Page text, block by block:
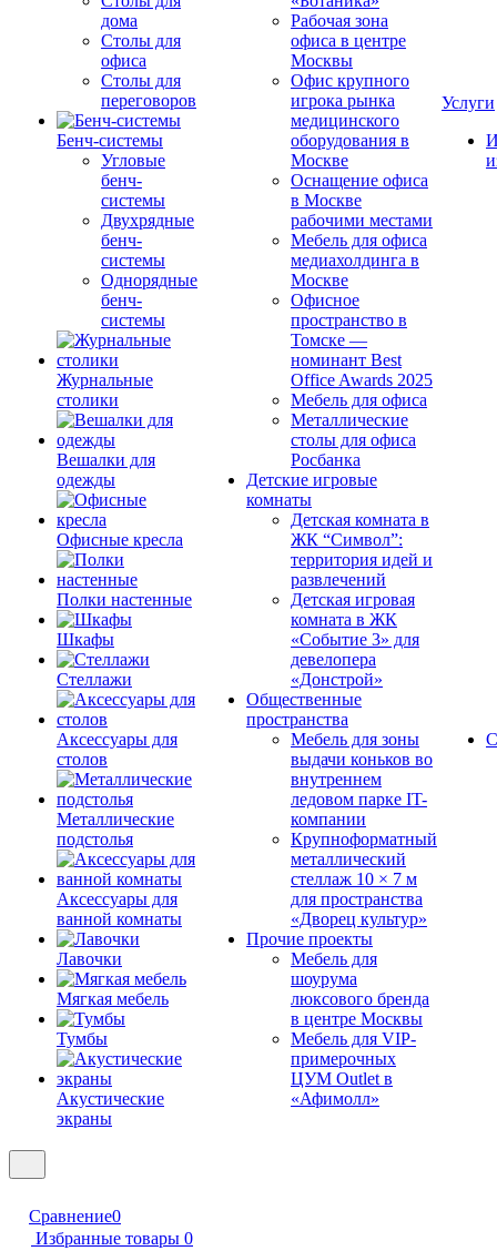
дома
Столы для
офиса
Столы для
переговоров
Бенч-системы
Угловые
бенч-
системы
Двухрядные
бенч-
системы
Однорядные
бенч-
системы
Журнальные
столики
Вешалки для
одежды
Офисные кресла
Полки настенные
Шкафы
Стеллажи
Аксессуары для
столов
Металлические
подстолья
Аксессуары для
ванной комнаты
Лавочки
Мягкая мебель
Тумбы
Акустические
экраны
Рабочая зона
офиса в центре
Москвы
Офис крупного
игрока рынка
медицинского
оборудования в
Москве
Оснащение офиса
в Москве
рабочими местами
Мебель для офиса
медиахолдинга в
Москве
Офисное
пространство в
Томске —
номинант Best
Office Awards 2025
Мебель для офиса
Металлические
столы для офиса
Росбанка
Детские игровые
комнаты
Детская комната в
ЖК “Символ”:
территория идей и
развлечений
Детская игровая
комната в ЖК
«Событие 3» для
девелопера
«Донстрой»
Общественные
пространства
Мебель для зоны
выдачи коньков во
внутреннем
ледовом парке IT-
компании
Крупноформатный
металлический
стеллаж 10 × 7 м
для пространства
«Дворец культур»
Прочие проекты
Мебель для
шоурума
люксового бренда
в центре Москвы
Мебель для VIP-
примерочных
ЦУМ Outlet в
«Афимолл»
Услуги
Сравнение0
Избранные товары 0